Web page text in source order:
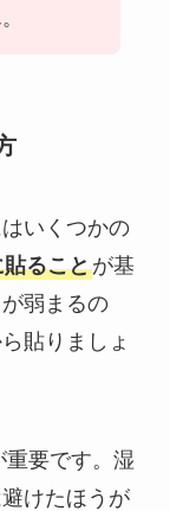
いくつかの
ることが基
弱まるの
貼りましょ
要です。湿
けたほうが